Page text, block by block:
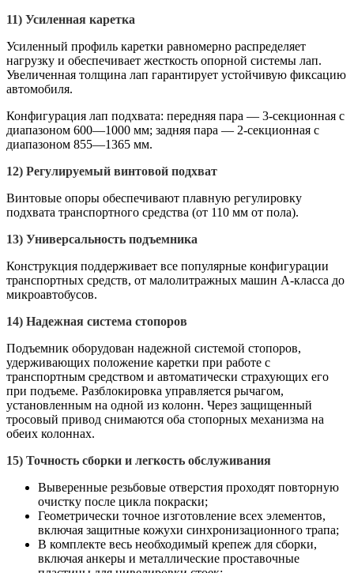
11) Усиленная каретка
Усиленный профиль каретки равномерно распределяет
нагрузку и обеспечивает жесткость опорной системы лап.
Увеличенная толщина лап гарантирует устойчивую фиксацию
автомобиля.
Конфигурация лап подхвата: передняя пара — 3-секционная с
диапазоном 600—1000 мм; задняя пара — 2-секционная с
диапазоном 855—1365 мм.
12) Регулируемый винтовой подхват
Винтовые опоры обеспечивают плавную регулировку
подхвата транспортного средства (от 110 мм от пола).
13) Универсальность подъемника
Конструкция поддерживает все популярные конфигурации
транспортных средств, от малолитражных машин А-класса до
микроавтобусов.
14) Надежная система стопоров
Подъемник оборудован надежной системой стопоров,
удерживающих положение каретки при работе с
транспортным средством и автоматически страхующих его
при подъеме. Разблокировка управляется рычагом,
установленным на одной из колонн. Через защищенный
тросовый привод снимаются оба стопорных механизма на
обеих колоннах.
15) Точность сборки и легкость обслуживания
Выверенные резьбовые отверстия проходят повторную
очистку после цикла покраски;
Геометрически точное изготовление всех элементов,
включая защитные кожухи синхронизационного трапа;
В комплекте весь необходимый крепеж для сборки,
включая анкеры и металлические проставочные